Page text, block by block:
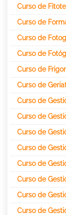
Curso de
Curso de
Curso de
Curso de
Curso de
Curso de
Curso de
Curso de
Curso de
Curso de
Curso de
Curso de
Curso de
Curso de